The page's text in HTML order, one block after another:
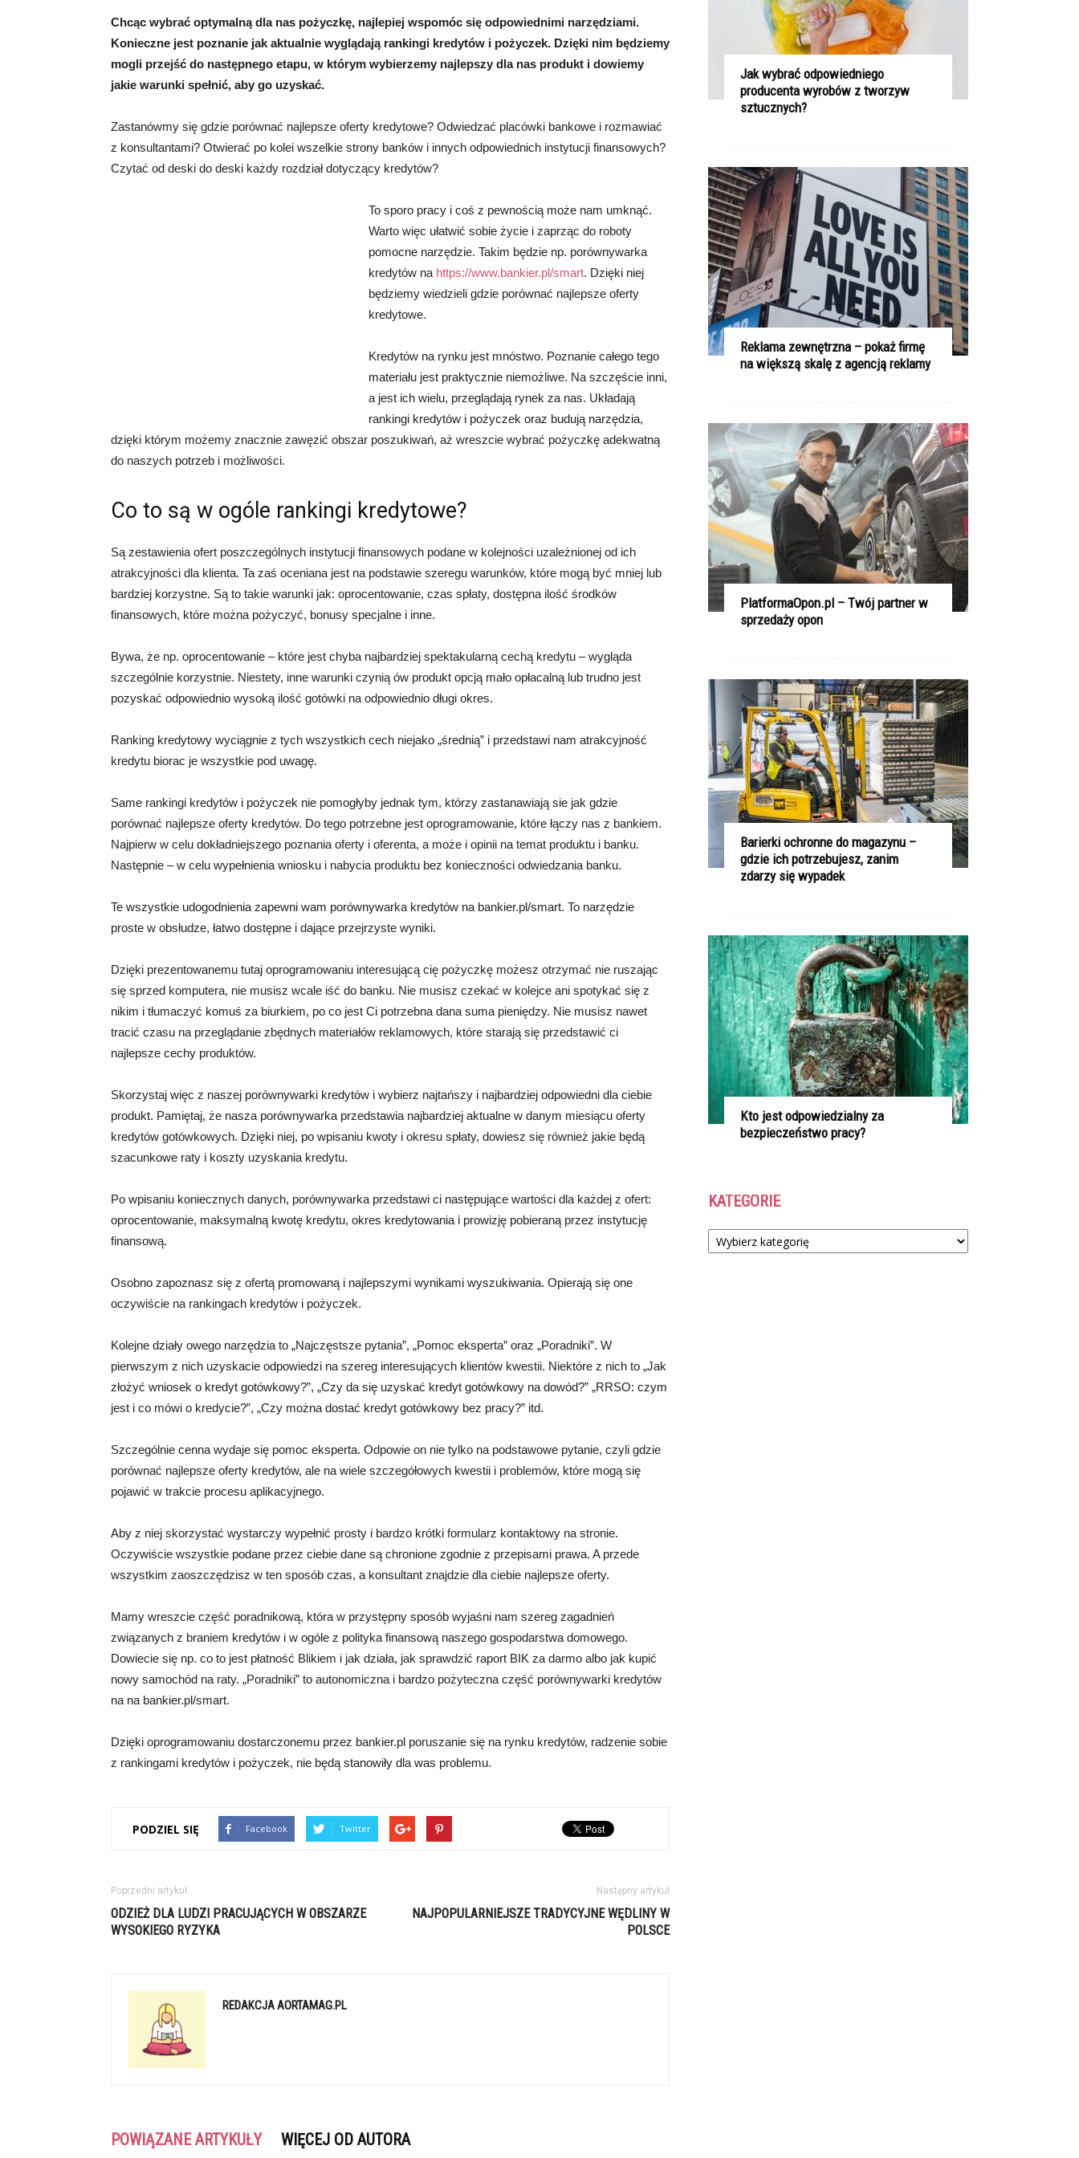
Chcąc wybrać optymalną dla nas pożyczkę, najlepiej wspomóc się odpowiednimi narzędziami.
Konieczne jest poznanie jak aktualnie wyglądają rankingi kredytów i pożyczek. Dzięki nim będziemy
mogli przejść do następnego etapu, w którym wybierzemy najlepszy dla nas produkt i dowiemy
jakie warunki spełnić, aby go uzyskać.
Zastanówmy się gdzie porównać najlepsze oferty kredytowe? Odwiedzać placówki bankowe i rozmawiać
z konsultantami? Otwierać po kolei wszelkie strony banków i innych odpowiednich instytucji finansowych?
Czytać od deski do deski każdy rozdział dotyczący kredytów?
To sporo pracy i coś z pewnością może nam umknąć.
Warto więc ułatwić sobie życie i zaprząc do roboty
pomocne narzędzie. Takim będzie np. porównywarka
kredytów na https://www.bankier.pl/smart. Dzięki niej
będziemy wiedzieli gdzie porównać najlepsze oferty
kredytowe.
Kredytów na rynku jest mnóstwo. Poznanie całego tego
materiału jest praktycznie niemożliwe. Na szczęście inni,
a jest ich wielu, przeglądają rynek za nas. Układają
rankingi kredytów i pożyczek oraz budują narzędzia,
dzięki którym możemy znacznie zawęzić obszar poszukiwań, aż wreszcie wybrać pożyczkę adekwatną
do naszych potrzeb i możliwości.
Co to są w ogóle rankingi kredytowe?
Są zestawienia ofert poszczególnych instytucji finansowych podane w kolejności uzależnionej od ich
atrakcyjności dla klienta. Ta zaś oceniana jest na podstawie szeregu warunków, które mogą być mniej lub
bardziej korzystne. Są to takie warunki jak: oprocentowanie, czas spłaty, dostępna ilość środków
finansowych, które można pożyczyć, bonusy specjalne i inne.
Bywa, że np. oprocentowanie – które jest chyba najbardziej spektakularną cechą kredytu – wygląda
szczególnie korzystnie. Niestety, inne warunki czynią ów produkt opcją mało opłacalną lub trudno jest
pozyskać odpowiednio wysoką ilość gotówki na odpowiednio długi okres.
Ranking kredytowy wyciągnie z tych wszystkich cech niejako „średnią” i przedstawi nam atrakcyjność
kredytu biorac je wszystkie pod uwagę.
Same rankingi kredytów i pożyczek nie pomogłyby jednak tym, którzy zastanawiają sie jak gdzie
porównać najlepsze oferty kredytów. Do tego potrzebne jest oprogramowanie, które łączy nas z bankiem.
Najpierw w celu dokładniejszego poznania oferty i oferenta, a może i opinii na temat produktu i banku.
Następnie – w celu wypełnienia wniosku i nabycia produktu bez konieczności odwiedzania banku.
Te wszystkie udogodnienia zapewni wam porównywarka kredytów na bankier.pl/smart. To narzędzie
proste w obsłudze, łatwo dostępne i dające przejrzyste wyniki.
Dzięki prezentowanemu tutaj oprogramowaniu interesującą cię pożyczkę możesz otrzymać nie ruszając
się sprzed komputera, nie musisz wcale iść do banku. Nie musisz czekać w kolejce ani spotykać się z
nikim i tłumaczyć komuś za biurkiem, po co jest Ci potrzebna dana suma pieniędzy. Nie musisz nawet
tracić czasu na przeglądanie zbędnych materiałów reklamowych, które starają się przedstawić ci
najlepsze cechy produktów.
Skorzystaj więc z naszej porównywarki kredytów i wybierz najtańszy i najbardziej odpowiedni dla ciebie
produkt. Pamiętaj, że nasza porównywarka przedstawia najbardziej aktualne w danym miesiącu oferty
kredytów gotówkowych. Dzięki niej, po wpisaniu kwoty i okresu spłaty, dowiesz się również jakie będą
szacunkowe raty i koszty uzyskania kredytu.
Po wpisaniu koniecznych danych, porównywarka przedstawi ci następujące wartości dla każdej z ofert:
oprocentowanie, maksymalną kwotę kredytu, okres kredytowania i prowizję pobieraną przez instytucję
finansową.
Osobno zapoznasz się z ofertą promowaną i najlepszymi wynikami wyszukiwania. Opierają się one
oczywiście na rankingach kredytów i pożyczek.
Kolejne działy owego narzędzia to „Najczęstsze pytania”, „Pomoc eksperta” oraz „Poradniki”. W
pierwszym z nich uzyskacie odpowiedzi na szereg interesujących klientów kwestii. Niektóre z nich to „Jak
złożyć wniosek o kredyt gotówkowy?”, „Czy da się uzyskać kredyt gotówkowy na dowód?” „RRSO: czym
jest i co mówi o kredycie?”, „Czy można dostać kredyt gotówkowy bez pracy?” itd.
Szczególnie cenna wydaje się pomoc eksperta. Odpowie on nie tylko na podstawowe pytanie, czyli gdzie
porównać najlepsze oferty kredytów, ale na wiele szczegółowych kwestii i problemów, które mogą się
pojawić w trakcie procesu aplikacyjnego.
Aby z niej skorzystać wystarczy wypełnić prosty i bardzo krótki formularz kontaktowy na stronie.
Oczywiście wszystkie podane przez ciebie dane są chronione zgodnie z przepisami prawa. A przede
wszystkim zaoszczędzisz w ten sposób czas, a konsultant znajdzie dla ciebie najlepsze oferty.
Mamy wreszcie część poradnikową, która w przystępny sposób wyjaśni nam szereg zagadnień
związanych z braniem kredytów i w ogóle z polityka finansową naszego gospodarstwa domowego.
Dowiecie się np. co to jest płatność Blikiem i jak działa, jak sprawdzić raport BIK za darmo albo jak kupić
nowy samochód na raty. „Poradniki” to autonomiczna i bardzo pożyteczna część porównywarki kredytów
na na bankier.pl/smart.
Dzięki oprogramowaniu dostarczonemu przez bankier.pl poruszanie się na rynku kredytów, radzenie sobie
z rankingami kredytów i pożyczek, nie będą stanowiły dla was problemu.
PODZIEL SIĘ Facebook Twitter
Poprzedni artykuł
ODZIEŻ DLA LUDZI PRACUJĄCYCH W OBSZARZE
WYSOKIEGO RYZYKA
Następny artykuł
NAJPOPULARNIEJSZE TRADYCYJNE WĘDLINY W
POLSCE
REDAKCJA AORTAMAG.PL
POWIĄZANE ARTYKUŁY WIĘCEJ OD AUTORA
Jak wybrać odpowiedniego
producenta wyrobów z tworzyw
sztucznych?
Reklama zewnętrzna – pokaż firmę
na większą skalę z agencją reklamy
PlatformaOpon.pl – Twój partner w
sprzedaży opon
Barierki ochronne do magazynu –
gdzie ich potrzebujesz, zanim
zdarzy się wypadek
Kto jest odpowiedzialny za
bezpieczeństwo pracy?
KATEGORIE
Kategorie